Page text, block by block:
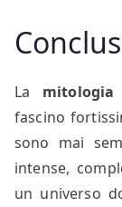
La mitologia
fascino
sono mai
intense,
un universo